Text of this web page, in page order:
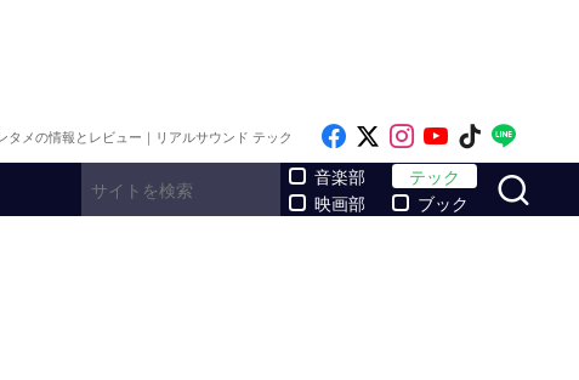
タメの情報とレビュー｜リアルサウンド テック Like on Facebook
Follow on x
Follow on
Follow on
Follow
音楽部
映画部
テック
ブック